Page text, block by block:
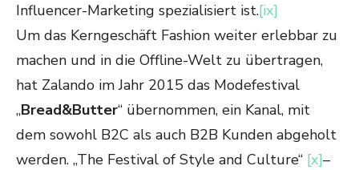
Influencer-Marketing spezialisiert ist.[ix]
Um das Kerngeschäft Fashion weiter erlebbar zu
machen und in die Offline-Welt zu übertragen,
hat Zalando im Jahr 2015 das Modefestival
„Bread&Butter“ übernommen, ein Kanal, mit
dem sowohl B2C als auch B2B Kunden abgeholt
werden. „The Festival of Style and Culture“ [x]–